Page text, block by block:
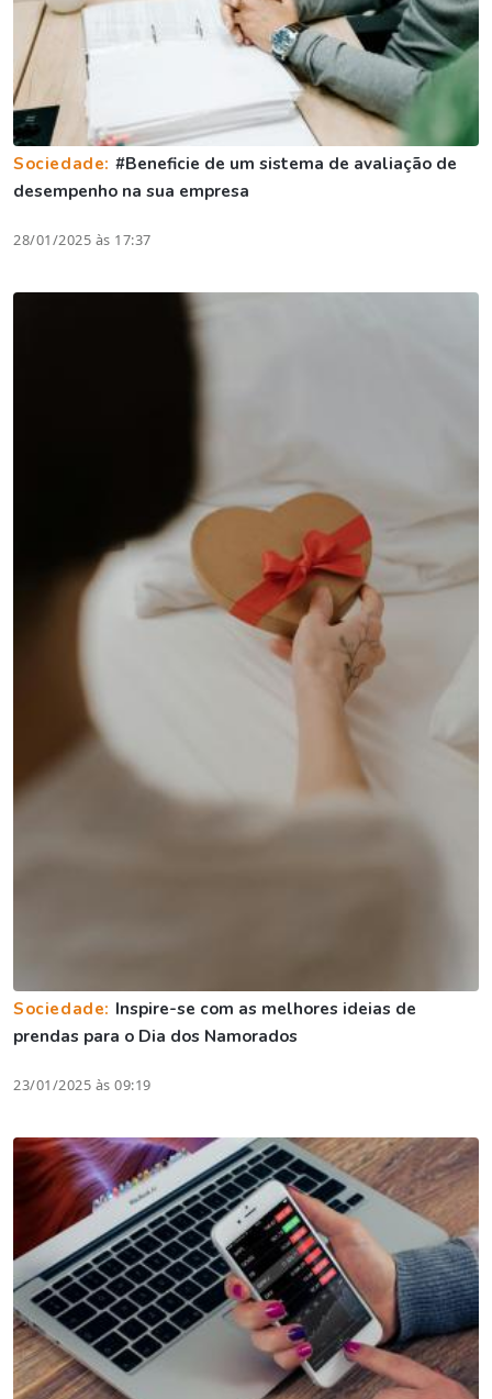
Sociedade: #Beneficie de um sistema de avaliação de
desempenho na sua empresa
28/01/2025 às 17:37
Sociedade: Inspire-se com as melhores ideias de
prendas para o Dia dos Namorados
23/01/2025 às 09:19